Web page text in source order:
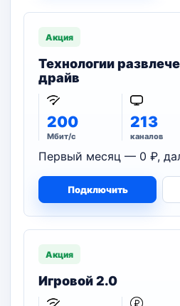
Акция
Технологии
драйв
200
Мбит/с
213
каналов
Первый месяц — 0 ₽,
Подключить
Акция
Игровой 2.0